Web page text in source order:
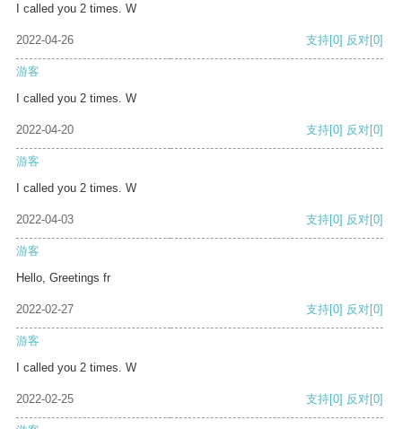
I called you 2 times. W
2022-04-26 支持[0] 反对[0]
游客
I called you 2 times. W
2022-04-20 支持[0] 反对[0]
游客
I called you 2 times. W
2022-04-03 支持[0] 反对[0]
游客
Hello, Greetings fr
2022-02-27 支持[0] 反对[0]
游客
I called you 2 times. W
2022-02-25 支持[0] 反对[0]